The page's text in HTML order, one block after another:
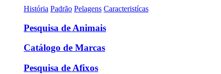
História Padrão Pelagens Caracteristícas
Pesquisa de Animais
Catálogo de Marcas
Pesquisa de Afixos